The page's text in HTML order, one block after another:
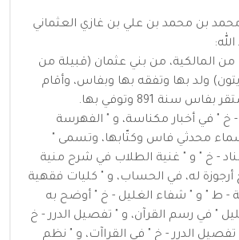
بن محمد بن علي بن غازي العثماني
المالكية، من بني عثمان (قبيلة من
ولد بها وتفقه بها وبفاس، وأقام
سنة 891 وتوفي بها.
خ " في أخبار مكناسة، و " الفهرسة
محدثي فاس وكتّابها، وتسمى "
- خ " و " غنية الطلاب في شرح منية
له، في الحساب، و " كليات فقهية
- ط " و " شفاء الغليل - خ " أوضح به
" في رسم القرآن، و " تفصيل الدرر - خ
الدرر - خ " في القراآت، و " نظم